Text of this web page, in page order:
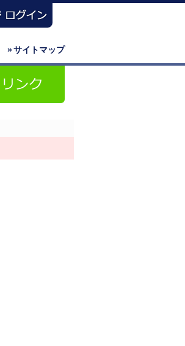
»サイトマップ